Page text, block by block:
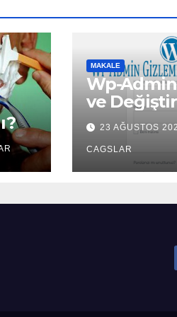
MAKALE
Wp-
ve
23 AĞUSTOS
CAGSLAR